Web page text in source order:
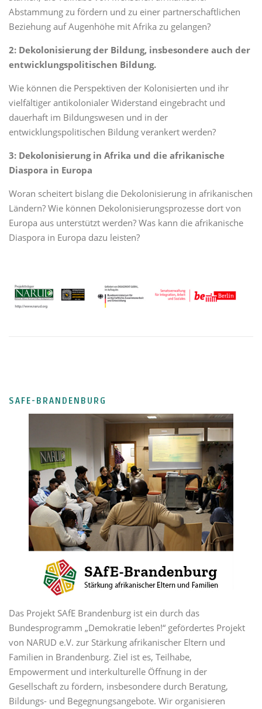
Abstammung zu fördern und zu einer partnerschaftlichen
Beziehung auf Augenhöhe mit Afrika zu gelangen?
2: Dekolonisierung der Bildung, insbesondere auch der
entwicklungspolitischen Bildung.
Wie können die Perspektiven der Kolonisierten und ihr
vielfältiger antikolonialer Widerstand eingebracht und
dauerhaft im Bildungswesen und in der
entwicklungspolitischen Bildung verankert werden?
3: Dekolonisierung in Afrika und die afrikanische
Diaspora in Europa
Woran scheitert bislang die Dekolonisierung in afrikanischen
Ländern? Wie können Dekolonisierungsprozesse dort von
Europa aus unterstützt werden? Was kann die afrikanische
Diaspora in Europa dazu leisten?
SAFE-BRANDENBURG
Das Projekt SAfE Brandenburg ist ein durch das
Bundesprogramm „Demokratie leben!“ gefördertes Projekt
von NARUD e.V. zur Stärkung afrikanischer Eltern und
Familien in Brandenburg. Ziel ist es, Teilhabe,
Empowerment und interkulturelle Öffnung in der
Gesellschaft zu fördern, insbesondere durch Beratung,
Bildungs- und Begegnungsangebote. Wir organisieren